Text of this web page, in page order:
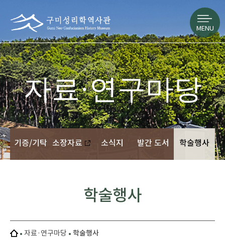
MENU
자료·연구마당
기증/기탁 소장자료 소식지 발간 도서 학술행사
자료·연구마당 학술행사
학술행사